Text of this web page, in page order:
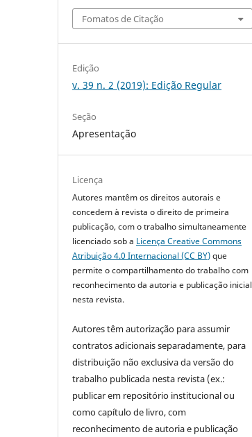
Fomatos de Citação
Edição
v. 39 n. 2 (2019): Edição Regular
Seção
Apresentação
Licença
Autores mantêm os direitos autorais e
concedem à revista o direito de primeira
publicação, com o trabalho simultaneamente
licenciado sob a Licença Creative Commons
Atribuição 4.0 Internacional (CC BY)que
permite o compartilhamento do trabalho com
reconhecimento da autoria e publicação inicial
nesta revista.
Autores têm autorização para assumir
contratos adicionais separadamente, para
distribuição não exclusiva da versão do
trabalho publicada nesta revista (ex.:
publicar em repositório institucional ou
como capítulo de livro, com
reconhecimento de autoria e publicação